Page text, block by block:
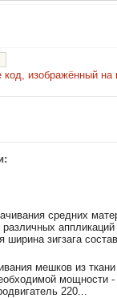
код, изображённый
средних
зигзага
мешков из
мощности -
220...